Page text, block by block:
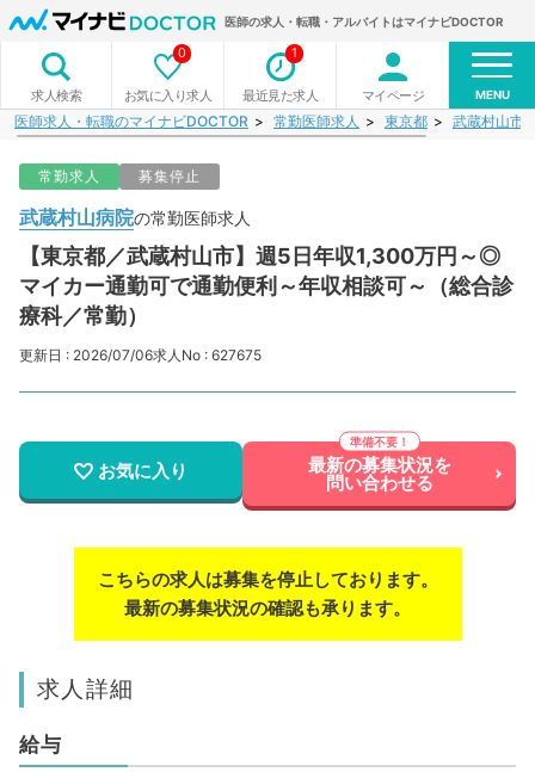
医師の求人・転職・アルバイトはマイナビDOCTOR
求人検索 お気に入り求人
0
最近見た求人
1
マイページ MENU
医師求人・転職のマイナビDOCTOR 常勤医師求人 東京都 武蔵村山市
常勤求人 募集停止
武蔵村山病院の常勤医師求人
【東京都／武蔵村山市】週5日年収1,300万円～◎
マイカー通勤可で通勤便利～年収相談可～（総合診
療科／常勤）
更新日 : 2026/07/06求人No : 627675
お気に入り 最新の募集状況を
問い合わせる
こちらの求人は募集を停止しております。
最新の募集状況の確認も承ります。
求人詳細
給与